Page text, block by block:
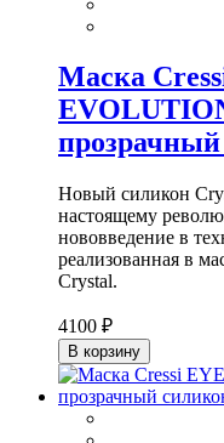
Маска
Новый силикон
настоящему
нововведение в
реализованная в
Crystal.
4100 ₽
В корзину